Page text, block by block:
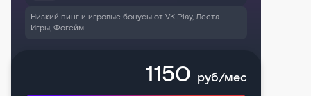
Низкий пинг и игровые бонусы от VK Play, Леста
Игры, Фогейм
1150 руб/мес